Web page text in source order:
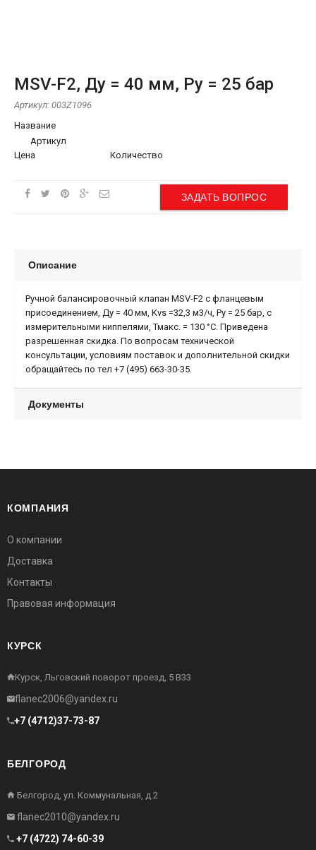
MSV-F2, Ду = 40 мм, Ру = 25 бар
Артикул: 003Z1096
Название
Артикул
Цена
Количество
ЗАДАТЬ ВОПРОС
Описание
Ручной балансировочный клапан MSV-F2 с фланцевым
присоединением, Ду = 40 мм, Kvs =32,3 м3/ч, Ру = 25 бар, с
измерительными ниппелями, Тмакс. = 130 °С. Приведена
разрешенная скидка. По вопросам технической
консультации, условиям поставок и дополнительной скидки
обращайтесь по тел +7 (495) 663-30-35.
Документы
КОМПАНИЯ
О компании
Доставка
Контакты
Правовая информация
КУРСК
Курск, Льговский поворот проезд, 5 В33
flanec2006@yandex.ru
+7 (4712)37-73-87
БЕЛГОРОД
Белгород, ул. Коммунальная, д.2
flanec2010@yandex.ru
+7 (4722) 74-60-39